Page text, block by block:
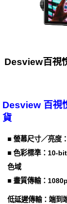
Desview百視
Desview 百視
貨
■ 螢幕尺寸／亮度
■ 色彩標準：10-
色域
■ 畫質傳輸：
低延遲傳輸：端到